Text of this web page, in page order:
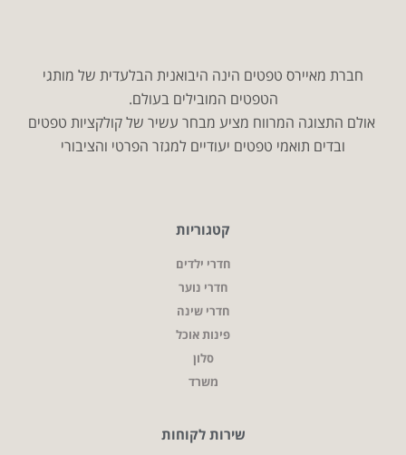
חברת מאיירס טפטים הינה היבואנית הבלעדית של מותגי
הטפטים המובילים בעולם.
אולם התצוגה המרווח מציע מבחר עשיר של קולקציות טפטים
ובדים תואמי טפטים יעודיים למגזר הפרטי והציבורי
קטגוריות
חדרי ילדים
חדרי נוער
חדרי שינה
פינות אוכל
סלון
משרד
שירות לקוחות